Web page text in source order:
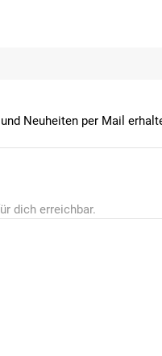
Neuheiten per Mail
dich erreichbar.